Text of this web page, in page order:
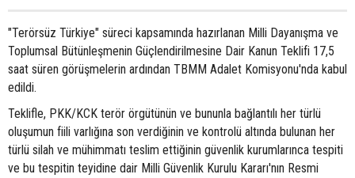
"Terörsüz Türkiye" süreci kapsamında hazırlanan Milli Dayanışma ve
Toplumsal Bütünleşmenin Güçlendirilmesine Dair Kanun Teklifi 17,5
saat süren görüşmelerin ardından TBMM Adalet Komisyonu'nda kabul
edildi.
Teklifle, PKK/KCK terör örgütünün ve bununla bağlantılı her türlü
oluşumun fiili varlığına son verdiğinin ve kontrolü altında bulunan her
türlü silah ve mühimmatı teslim ettiğinin güvenlik kurumlarınca tespiti
ve bu tespitin teyidine dair Milli Güvenlik Kurulu Kararı'nın Resmi